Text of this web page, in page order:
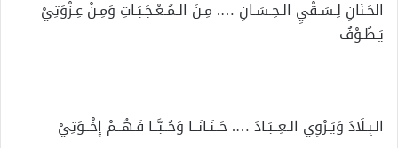
الحَـنَانِ لِـسَـقْيِ الـحِـسَـانِ …. مِـنَ الـمُـعْـجَـبَـاتِ وَمِـنْ عِـزْوَتِيْ
يَـطُـوْفُ
الـبِـلَادَ وَيَـرْوِي الـعِــبَـادَ …. حَــنَـانَــا وَحُــبَّــا فَـهُــمْ إِخْــوَتِيْ